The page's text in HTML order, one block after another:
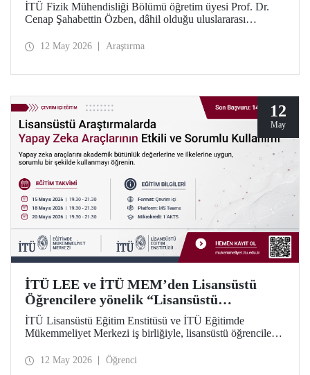
İTÜ Fizik Mühendisliği Bölümü öğretim üyesi Prof. Dr.
Cenap Şahabettin Özben, dâhil olduğu uluslararası
Breakthrough (Çığır Açan Buluş) Ödülü’ne layık görüldü.
12 May 2026 Araştırma
12
May
İTÜ LEE ve İTÜ MEM’den Lisansüstü
Öğrencilere yönelik “Lisansüstü
Araştırmalarda Yapay Zekânın Sorumlu
Kullanımı” Eğitim Dizisi
İTÜ Lisansüstü Eğitim Enstitüsü ve İTÜ Eğitimde
Mükemmeliyet Merkezi iş birliğiyle, lisansüstü öğrenciler
sorumlu kullanımına odaklanan 5 modüllü yeni bir eğitim
12 May 2026 Öğrenci